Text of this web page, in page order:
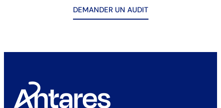
DEMANDER UN AUDIT